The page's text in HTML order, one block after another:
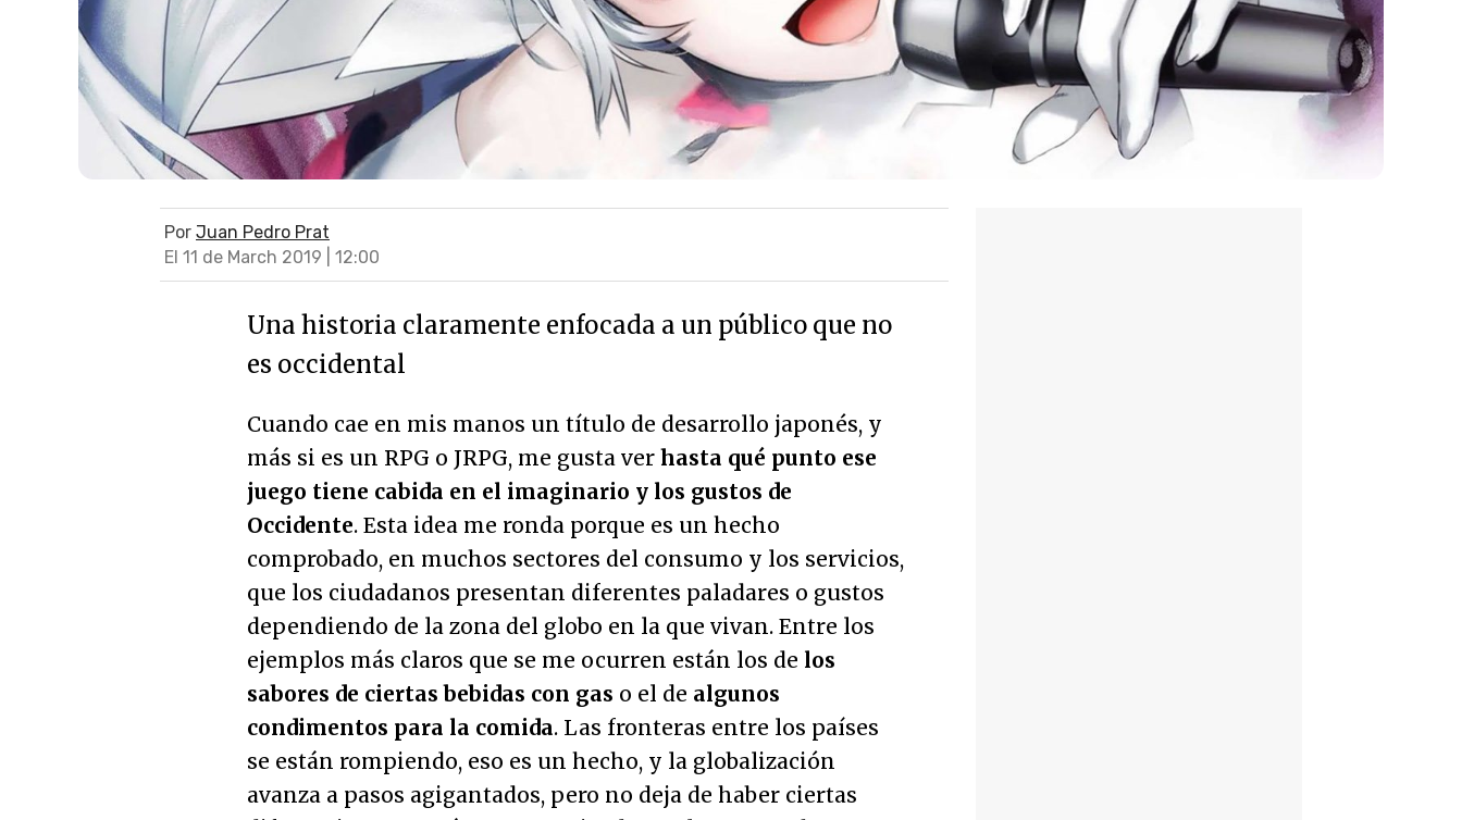
Por Juan Pedro Prat
El 11 de March 2019 | 12:00
Una historia claramente enfocada a un público que no
es occidental
Cuando cae en mis manos un título de desarrollo japonés, y
más si es un RPG o JRPG, me gusta ver hasta qué punto ese
juego tiene cabida en el imaginario y los gustos de
Occidente. Esta idea me ronda porque es un hecho
comprobado, en muchos sectores del consumo y los servicios,
que los ciudadanos presentan diferentes paladares o gustos
dependiendo de la zona del globo en la que vivan. Entre los
ejemplos más claros que se me ocurren están los de los
sabores de ciertas bebidas con gas o el de algunos
condimentos para la comida. Las fronteras entre los países
se están rompiendo, eso es un hecho, y la globalización
avanza a pasos agigantados, pero no deja de haber ciertas